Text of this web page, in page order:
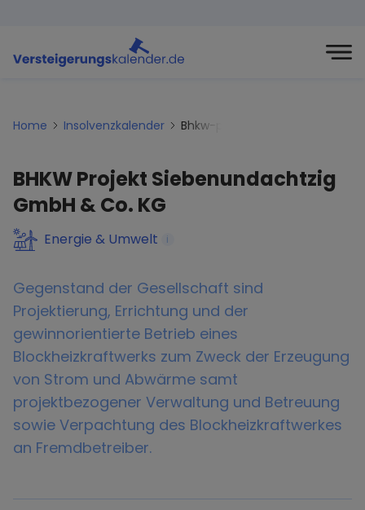
Home Insolvenzkalender Bhkw-projekt-
BHKW Projekt Siebenundachtzig
GmbH & Co. KG
Energie & Umwelt i
Gegenstand der Gesellschaft sind
Projektierung, Errichtung und der
gewinnorientierte Betrieb eines
Blockheizkraftwerks zum Zweck der Erzeugung
von Strom und Abwärme samt
projektbezogener Verwaltung und Betreuung
sowie Verpachtung des Blockheizkraftwerkes
an Fremdbetreiber.